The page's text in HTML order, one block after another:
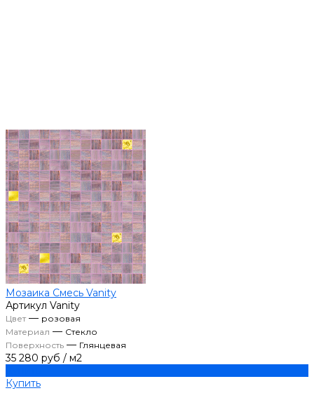
Мозаика Смесь Vanity
Артикул Vanity
Цвет— розовая
Материал — Стекло
Поверхность — Глянцевая
35 280 руб / м2
Купить